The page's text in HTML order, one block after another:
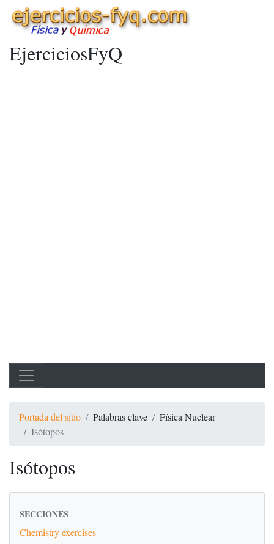
EjerciciosFyQ
Portada del sitio Palabras clave
Física Nuclear
Isótopos
Isótopos
SECCIONES
Chemistry exercises